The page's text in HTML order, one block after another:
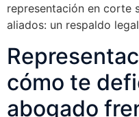
representación en corte
aliados: un respaldo
cómo te
abogado